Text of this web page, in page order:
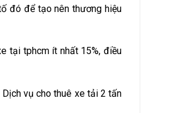
đó để tạo nên thương hiệu
tại tphcm ít nhất 15%, điều
vụ cho thuê xe tải 2 tấn